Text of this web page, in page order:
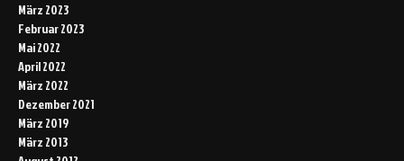
März 2023
Februar 2023
Mai 2022
April 2022
März 2022
Dezember 2021
März 2019
März 2013